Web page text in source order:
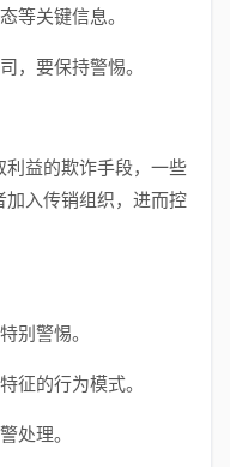
等关键信息。
，要保持警惕。
益的欺诈手段，一些
加入传销组织，进而控
别警惕。
征的行为模式。
处理。